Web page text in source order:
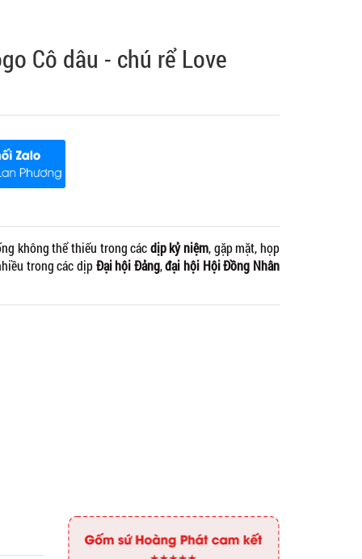
Cô dâu - chú rể Love
không thể thiếu trong cácdịp kỷ niệm, gặp mặt, họp
trong các dịpĐại hội Đảng,đại hội Hội Đồng Nhân